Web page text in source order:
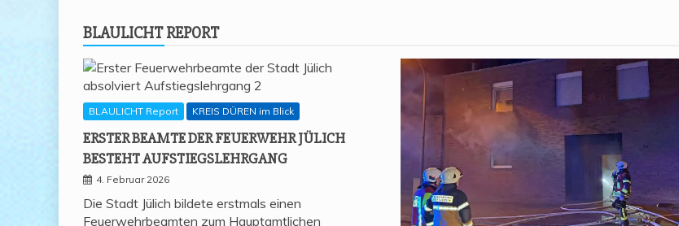
BLAU­LICHT REPORT
BLAULICHT Report KREIS DÜREN im Blick
ERS­TER BEAM­TE DER FEU­ER­WEHR JÜLICH
BESTEHT AUFSTIEGSLEHRGANG
4. Februar 2026
Die Stadt Jülich bildete erstmals einen
Feuerwehrbeamten zum Hauptamtlichen